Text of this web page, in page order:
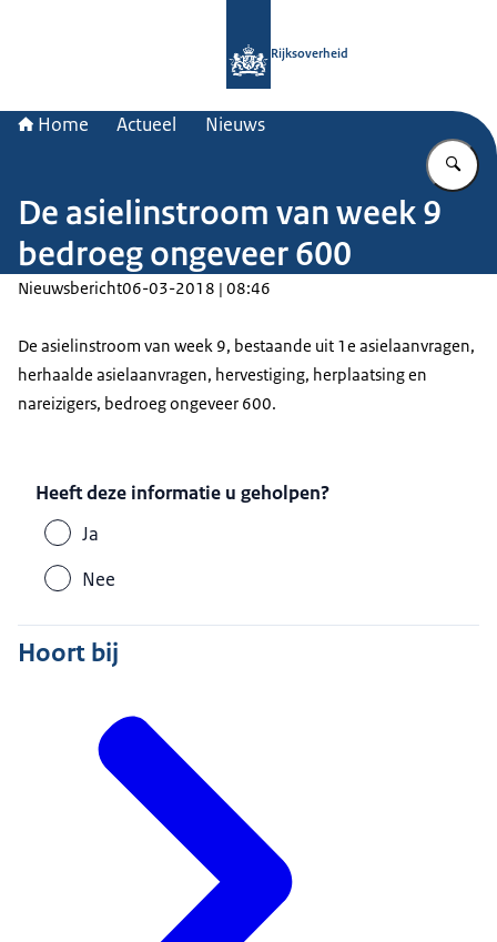
Rijksoverheid
Home Actueel Nieuws
De asielinstroom van week 9
bedroeg ongeveer 600
Nieuwsbericht06-03-2018 | 08:46
De asielinstroom van week 9, bestaande uit 1e asielaanvragen,
herhaalde asielaanvragen, hervestiging, herplaatsing en
nareizigers, bedroeg ongeveer 600.
Heeft deze informatie u geholpen?
Ja
Nee
Hoort bij